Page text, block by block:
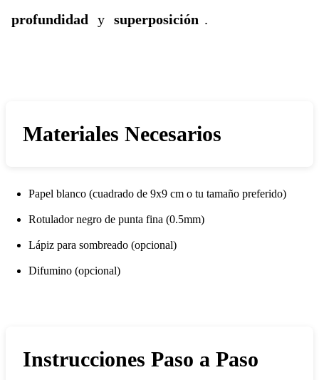
profundidad
y superposición .
Materiales Necesarios
Papel blanco (cuadrado de 9x9 cm o tu tamaño preferido)
Rotulador negro de punta fina (0.5mm)
Lápiz para sombreado (opcional)
Difumino (opcional)
Instrucciones Paso a Paso